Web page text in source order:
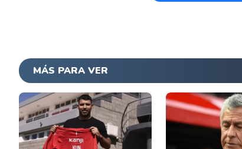
MÁS PARA VER